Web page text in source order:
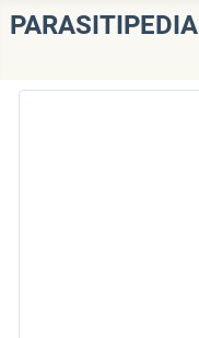
PARASITIPEDIA